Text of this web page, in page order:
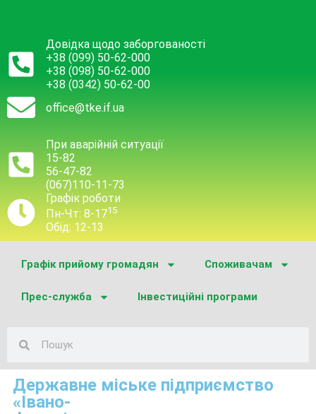
Довідка щодо заборгованості
+38 (099) 50-62-000
+38 (098) 50-62-000
+38 (0342) 50-62-00
office@tke.if.ua
При аварійній ситуації
15-82
56-47-82
(067)110-11-73
Графік роботи
Пн-Чт: 8-1715
Обід: 12-13
Графік прийому громадян Споживачам
Прес-служба Інвестиційні програми
Державне міське підприємство
«Івано-